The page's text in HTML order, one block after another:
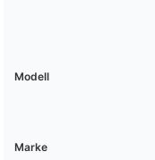
Modell
Marke